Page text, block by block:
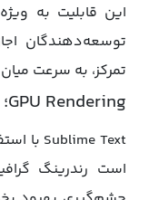
این قابلیت به
توسعه‌دهندگان
تمرکز، به سرعت
GPU Rendering؛ افزایش سرعت و کارایی
است رندرینگ